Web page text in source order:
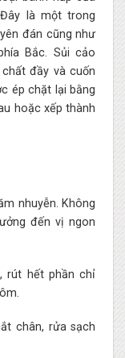
là một trong
đán cũng như
Bắc. Sủi cảo
đầy và cuốn
ép chặt lại bằng
hoặc xếp thành
nhuyễn. Không
đến vị ngon
rút hết phần chỉ
chân, rửa sạch